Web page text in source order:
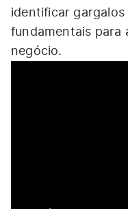
identificar gargalos
fundamentais para
negócio.